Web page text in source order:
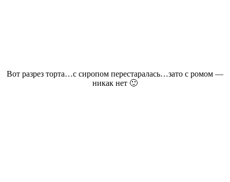
Вот разрез торта…с сиропом перестаралась…зато с ромом —
никак нет 🙂